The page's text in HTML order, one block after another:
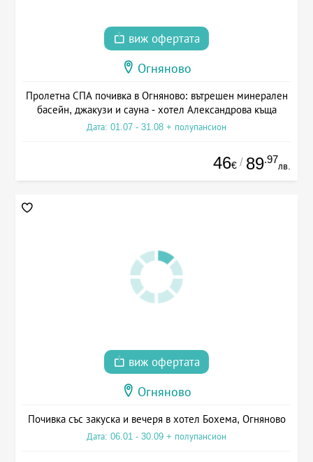
виж офертата
Огняново
Пролетна СПА почивка в Огняново: вътрешен минерален
басейн, джакузи и сауна - хотел Александрова къща
Дата: 01.07 - 31.08 + полупансион
46€ / 89.97
лв.
виж офертата
Огняново
Почивка със закуска и вечеря в хотел Бохема, Огняново
Дата: 06.01 - 30.09 + полупансион